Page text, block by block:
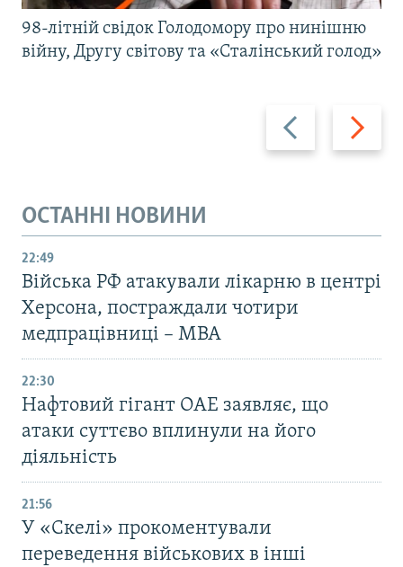
Назад Вперед
98-літній свідок Голодомору про нинішню
війну, Другу світову та «Сталінський голод»
ОСТАННІ НОВИНИ
22:49
Війська РФ атакували лікарню в центрі
Херсона, постраждали чотири
медпрацівниці – МВА
22:30
Нафтовий гігант ОАЕ заявляє, що
атаки суттєво вплинули на його
діяльність
21:56
У «Скелі» прокоментували
переведення військових в інші